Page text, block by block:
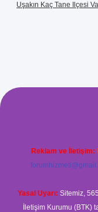
Uşakın Kaç Tane Ilçesi
Reklam ve İletişim:
Yasal Uyarı: Sitemiz,
İletişim Kurumu (BTK)